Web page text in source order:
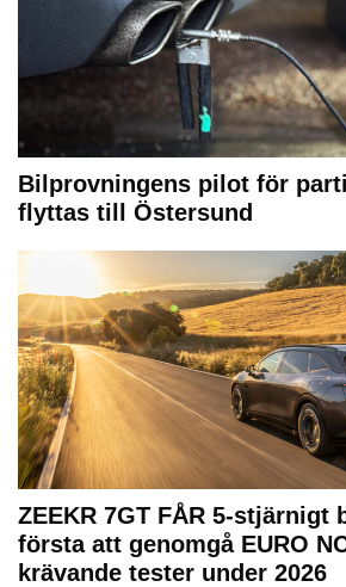
Bilprovningens pilot för
flyttas till Östersund
ZEEKR 7GT FÅR 5-stjärnigt
första att genomgå EURO
krävande tester under 2026